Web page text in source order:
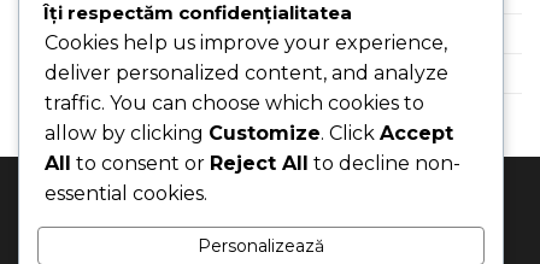
septembrie 2025
august 2025
iulie 2025
Businesses
Afaceri
Fuziuni & Achiziții
Brokerage
Îți respectăm confidențialitatea
Cookies help us improve your experience,
deliver personalized content, and analyze
traffic. You can choose which cookies to
allow by clicking Customize. Click Accept
All to consent or Reject All to decline non-
essential cookies.
Personalizează